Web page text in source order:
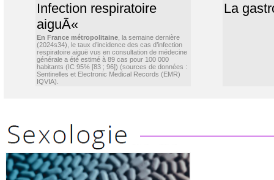
Infection respiratoire
aiguÃ«
En France métropolitaine , la semaine dernière
(2024s34), le taux d’incidence des cas d’infection
respiratoire aiguë vus en consultation de médecine
générale a été estimé à 89 cas pour 100 000
habitants (IC 95% [83 ; 96]) (sources de données :
Sentinelles et Electronic Medical Records (EMR)
IQVIA).
La